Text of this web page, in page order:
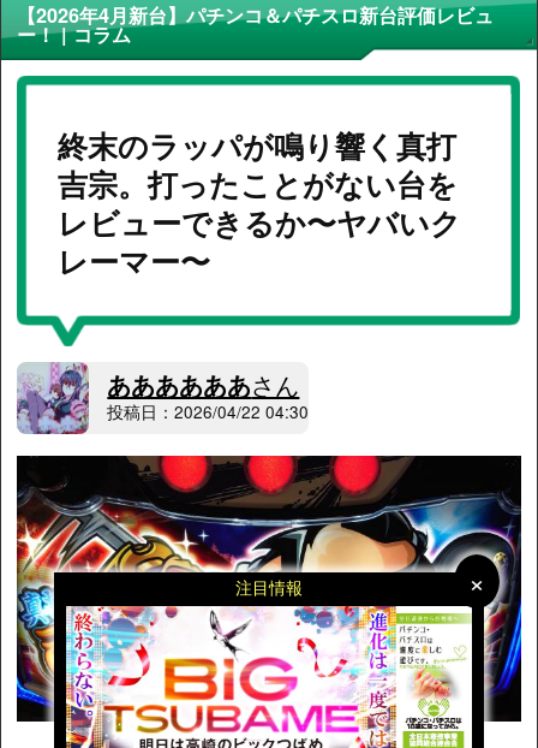
×
×
注目情報
【2026年4月新台】パチンコ＆パチスロ新台評価レビュ
ー！ | コラム
終末のラッパが鳴り響く真打
吉宗。打ったことがない台を
レビューできるか〜ヤバいク
レーマー〜
ああああああさん
投稿日：2026/04/22 04:30